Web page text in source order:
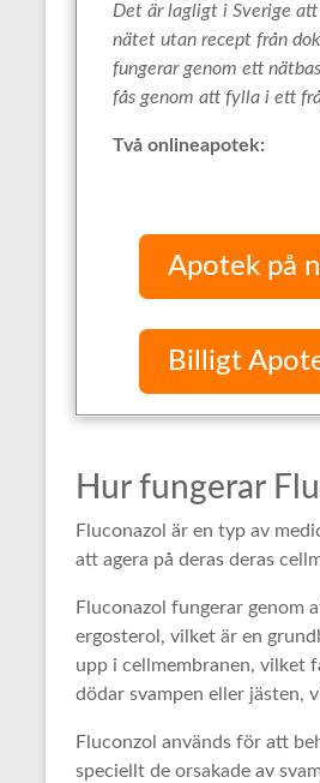
Det är lagligt i Sverige
nätet utan recept från
fungerar genom ett
fås genom att fylla i ett
Två onlineapotek:
Apotek på
Billigt
Hur fungerar
Fluconazol är en typ av
att agera på deras deras
Fluconazol fungerar genom
ergosterol, vilket är en
upp i cellmembranen, vilket
dödar svampen eller jästen,
Fluconzol används för att
speciellt de orsakade av